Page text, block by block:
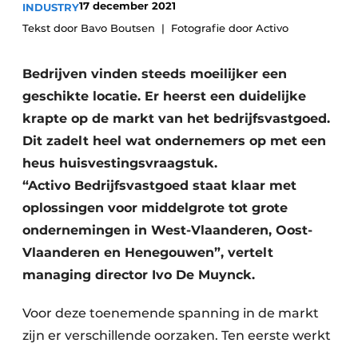
Vacatures
Video’s
INDUSTRY17 december 2021
Tekst door Bavo Boutsen
Fotografie door Activo
Bedrijven vinden steeds moeilijker een
geschikte locatie. Er heerst een duidelijke
krapte op de markt van het bedrijfsvastgoed.
Dit zadelt heel wat ondernemers op met een
heus huisvestingsvraagstuk.
“Activo Bedrijfsvastgoed staat klaar met
oplossingen voor middelgrote tot grote
ondernemingen in West-Vlaanderen, Oost-
Vlaanderen en Henegouwen”, vertelt
managing director Ivo De Muynck.
Voor deze toenemende spanning in de markt
zijn er verschillende oorzaken. Ten eerste werkt